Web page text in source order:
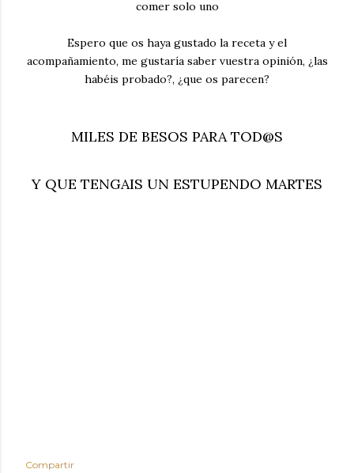
comer solo uno
Espero que os haya gustado la receta y el
acompañamiento, me gustaría saber vuestra opinión, ¿las
habéis probado?, ¿que os parecen?
MILES DE BESOS PARA TOD@S
Y QUE TENGAIS UN ESTUPENDO MARTES
Compartir